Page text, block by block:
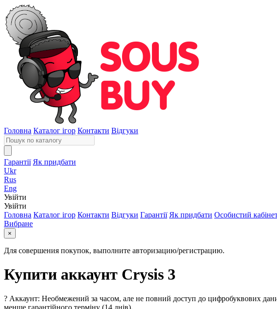
Головна Каталог ігор Контакти Відгуки
Гарантії Як придбати
Ukr
Rus
Eng
Увійти
Увійти
Головна Каталог ігор Контакти Відгуки Гарантії Як придбати Особистий
Вибране
×
Для совершения покупок, выполните авторизацию/регистрацию.
Купити аккаунт Crysis 3
? Аккаунт: Необмежений за часом, але не повний доступ до цифробуквових
менше гарантійного терміну (14 днів).